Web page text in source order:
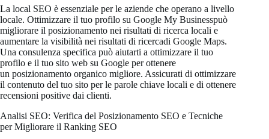
La local SEO è essenziale per le aziende che operano a livello
locale. Ottimizzare il tuo profilo su Google My Businesspuò
migliorare il posizionamento nei risultati di ricerca locali e
aumentare la visibilità nei risultati di ricercadi Google Maps.
Una consulenza specifica può aiutarti a ottimizzare il tuo
profilo e il tuo sito web su Google per ottenere
un posizionamento organico migliore. Assicurati di ottimizzare
il contenuto del tuo sito per le parole chiave locali e di ottenere
recensioni positive dai clienti.
Analisi SEO: Verifica del Posizionamento SEO e Tecniche
per Migliorare il Ranking SEO